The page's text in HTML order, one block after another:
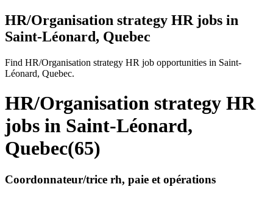
HR/Organisation strategy HR jobs in
Saint-Léonard, Quebec
Find HR/Organisation strategy HR job opportunities in Saint-
Léonard, Quebec.
HR/Organisation strategy HR
jobs in Saint-Léonard,
Quebec(65)
Coordonnateur/trice rh, paie et opérations